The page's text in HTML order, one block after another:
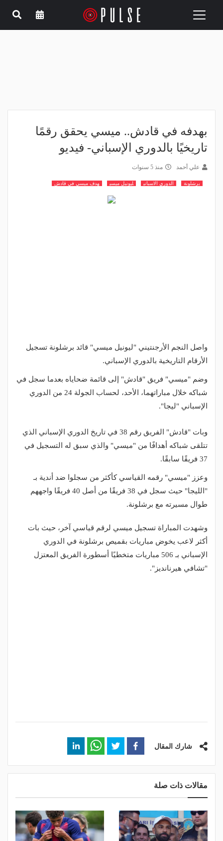
Toggle
بهدفه في قادش.. ميسي يحقق رقمًا
تاريخيًا بالدوري الإسباني- فيديو
علي أحمد منذ 5 سنوات
برشلونة الدوري الاسباني ليونيل ميسي هدف ميسي في قادش
واصل النجم الأرجنتيني "ليونيل ميسي" قائد برشلونة تسجيل
الأرقام التاريخية بالدوري الإسباني.
وضم "ميسي" فريق "قادش" إلى قائمة ضحاياه بعدما سجل في
شباكه خلال مباراتهما، الأحد، لحساب الجولة 24 من الدوري
الإسباني "ليجا".
وبات "قادش" الفريق رقم 38 في تاريخ الدوري الإسباني الذي
تتلقى شباكه أهدافًا من "ميسي" والذي سبق له التسجيل في
37 فريقًا سابقًا.
وعزز "ميسي" رقمه القياسي كأكثر من سجلوا ضد أندية بـ
"الليجا" حيث سجل في 38 فريقًا من أصل 40 فريقًا واجههم
طوال مسيرته مع برشلونة.
وشهدت المباراة تسجيل ميسي لرقم قياسي آخر، حيث بات
أكثر لاعب يخوض مباريات بقميص برشلونة في الدوري
الإسباني بـ 506 مباريات متخطيًا أسطورة الفريق المعتزل
"تشافي هيرنانديز".
شارك المقال
مقالات ذات صلة